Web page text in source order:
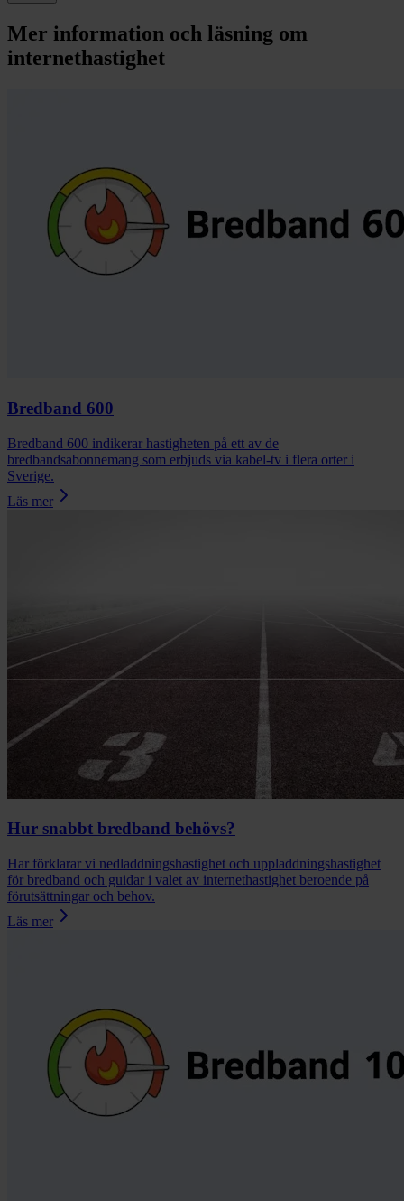
Mer information och läsning om
internethastighet
Bredband 600
Bredband 600 indikerar hastigheten på ett av de
bredbandsabonnemang som erbjuds via kabel-tv i flera orter i
Sverige.
Läs mer
Hur snabbt bredband behövs?
Har förklarar vi nedladdningshastighet och uppladdningshastighet
för bredband och guidar i valet av internethastighet beroende på
förutsättningar och behov.
Läs mer